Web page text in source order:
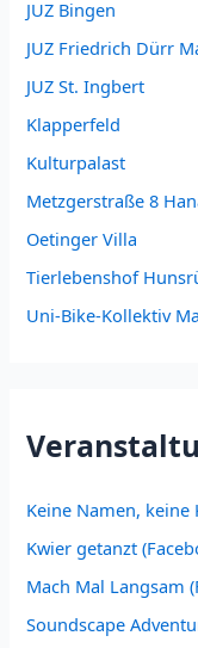
JUZ Bingen
JUZ Friedrich Dürr
JUZ St. Ingbert
Klapperfeld
Kulturpalast
Metzgerstraße 8
Oetinger Villa
Tierlebenshof
Uni-Bike-Kollektiv
Keine Namen,
Kwier getanzt
Mach Mal Langsam
Soundscape